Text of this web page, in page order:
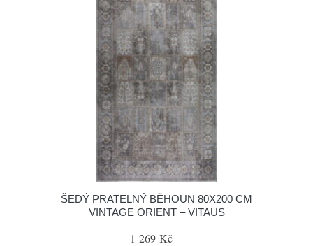
ŠEDÝ PRATELNÝ BĚHOUN 80X200 CM
VINTAGE ORIENT – VITAUS
1 269 Kč